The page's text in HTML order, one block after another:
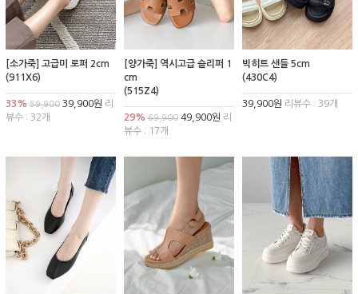
[소가죽] 고급미 로퍼 2cm
(911X6)
33% 59,900 39,900원 리
뷰수 : 32개
[양가죽] 역시고급 슬리퍼 1
cm
(515Z4)
29% 69,90049,900원 리
뷰수 : 17개
빅히트 샌들 5cm
(430C4)
39,900원 리뷰수 : 39개